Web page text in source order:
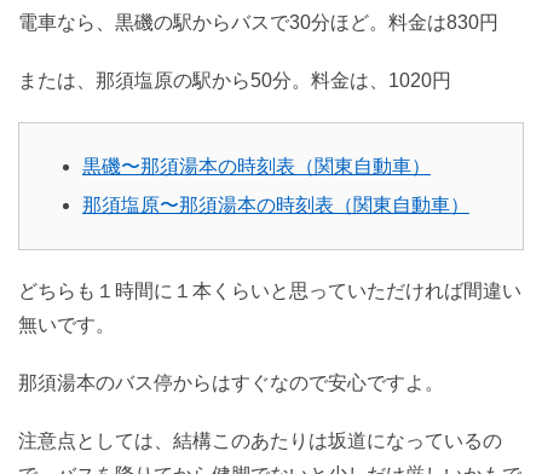
電車なら、黒磯の駅からバスで30分ほど。料金は830円
または、那須塩原の駅から50分。料金は、1020円
黒磯〜那須湯本の時刻表（関東自動車）
那須塩原〜那須湯本の時刻表（関東自動車）
どちらも１時間に１本くらいと思っていただければ間違い
無いです。
那須湯本のバス停からはすぐなので安心ですよ。
注意点としては、結構このあたりは坂道になっているの